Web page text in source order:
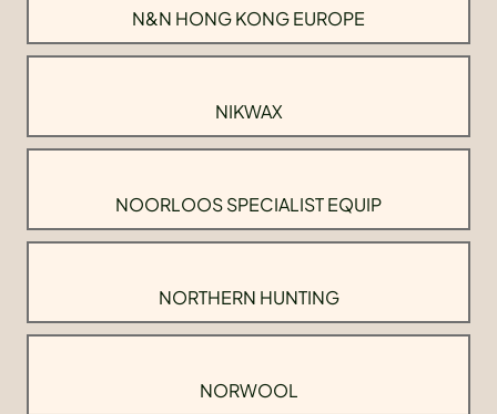
N&N HONG KONG EUROPE
NIKWAX
NOORLOOS SPECIALIST EQUIP
NORTHERN HUNTING
NORWOOL